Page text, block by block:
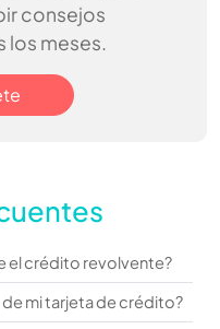
consejos
los meses.
el crédito revolvente?
de mi tarjeta de crédito?